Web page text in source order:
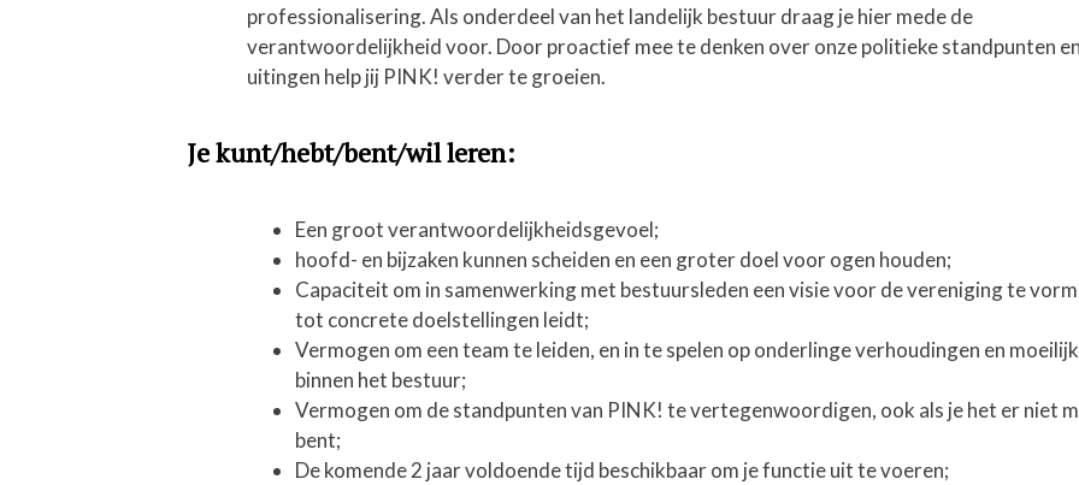
professionalisering. Als onderdeel van het landelijk bestuur draag je hier mede de
verantwoordelijkheid voor. Door proactief mee te denken over onze politieke standpunten en
uitingen help jij PINK! verder te groeien.
Je kunt/hebt/bent/wil leren:
Een groot verantwoordelijkheidsgevoel;
hoofd- en bijzaken kunnen scheiden en een groter doel voor ogen houden;
Capaciteit om in samenwerking met bestuursleden een visie voor de vereniging te
tot concrete doelstellingen leidt;
Vermogen om een team te leiden, en in te spelen op onderlinge verhoudingen en
binnen het bestuur;
Vermogen om de standpunten van PINK! te vertegenwoordigen, ook als je het er niet
bent;
De komende 2 jaar voldoende tijd beschikbaar om je functie uit te voeren;